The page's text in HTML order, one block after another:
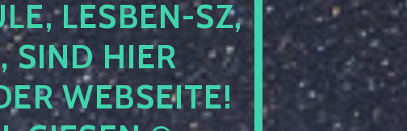
LESBEN-SZ,
SIND HIER
WEBSEITE!